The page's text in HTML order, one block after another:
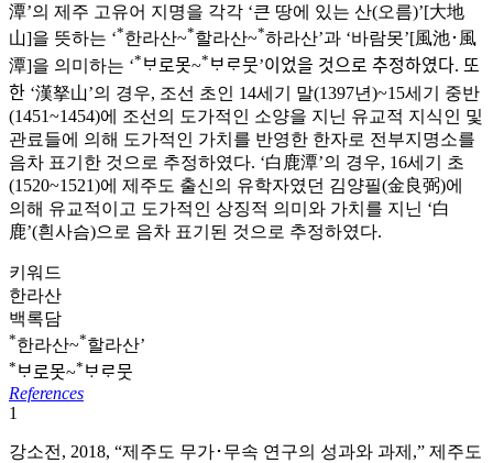
潭’의 제주 고유어 지명을 각각 ‘큰 땅에 있는 산(오름)’[大地
山]을 뜻하는 ‘*한라산~*할라산~*하라산’과 ‘바람못’[風池･風
潭]을 의미하는 ‘* ᄇᆞ로못~* ᄇᆞᄅᆞ뭇’이었을 것으로 추정하였다. 또
한 ‘漢拏山’의 경우, 조선 초인 14세기 말(1397년)~15세기 중반
(1451~1454)에 조선의 도가적인 소양을 지닌 유교적 지식인 및
관료들에 의해 도가적인 가치를 반영한 한자로 전부지명소를
음차 표기한 것으로 추정하였다. ‘白鹿潭’의 경우, 16세기 초
(1520~1521)에 제주도 출신의 유학자였던 김양필(金良弼)에
의해 유교적이고 도가적인 상징적 의미와 가치를 지닌 ‘白
鹿’(흰사슴)으로 음차 표기된 것으로 추정하였다.
키워드
한라산
백록담
*한라산~*할라산’
* ᄇᆞ로못~* ᄇᆞᄅᆞ뭇
References
1
강소전, 2018, “제주도 무가･무속 연구의 성과와 과제,” 제주도